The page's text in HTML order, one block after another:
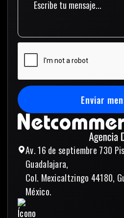
Av. 16 de septiembre 730
Guadalajara,
Col. Mexicaltzingo 44180,
México.
Enviar
Enviar